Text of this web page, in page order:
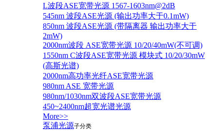
L波段ASE宽带光源 1567-1603nm@2dB
545nm 波段ASE光源 (输出功率大于0.1mW)
850nm 波段ASE光源 (带隔离器 输出功率大于
2mW)
2000nm波段 ASE宽带光源 10/20/40mW(不可调)
1550nm C波段ASE宽带光源 模块式 10/20/30mW
(高斯光谱)
2000nm高功率光纤ASE宽带光源
980nm ASE 宽带光源
980nm/1030nm双波段ASE宽带光源
450~2400nm超宽光谱光源
More>>
泵浦光源子分类